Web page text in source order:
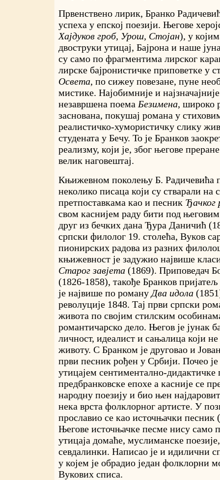
Првенствено лирик, Бранко
успеха у епској поезији. Његове
Хајдуков гроб, Урош, Стојан), у
двоструки утицај, Бајрона и наше
су само по фрагментима лирског
лирске бајронистичке приповетке у
Освета, по сижеу повезане, пуне
мистике. Најобимније и
незавршена поема Безимена, широко
заснована, покушај романа у
реалистичко-хумористичку слику
студената у Бечу. То је Бранков
реализму, који је, због његове
велик наговештај.
Књижевном поколењу Б. Радичевића
неколико писаца који су стварали на
претпоставкама као и песник Ђачког
свом каснијем раду бити под
друг из бечких дана Ђура Даничић
српски филолог 19. столећа, Вуков
пионирских радова из разних
књижевност је задужио највише
Старог завјета (1869). Приповедач
(1826-1858), такође Бранков пријатељ
је највише по роману Два идола
револуције 1848. Тај први српски
живота по својим стилским
романтичарско дело. Његов је јунак
личност, идеалист и сањалица који
животу. С Бранком је друговао и
први песник рођен у Србији. Почео
утицајем сентиментално-дидактичке
предбранковске епохе а касније се
народну поезију и био њен
нека врста фолклорног артисте. У
прославио се као источњачки песник (
Његове источњачке песме нису само
утицаја домаће, муслиманске
севдалинки. Написао је и идилични
у којем је обрадио један фолклорни
Вукових списа.